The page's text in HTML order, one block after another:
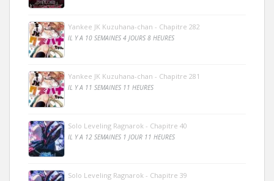
Yankee JK Kuzuhana-chan - Chapitre 282
IL Y A 10 SEMAINES 4 JOURS 8 HEURES
Yankee JK Kuzuhana-chan - Chapitre 281
IL Y A 11 SEMAINES 11 HEURES
Solo Leveling Ragnarok - Chapitre 40
IL Y A 12 SEMAINES 1 JOUR 11 HEURES
Solo Leveling Ragnarok - Chapitre 39